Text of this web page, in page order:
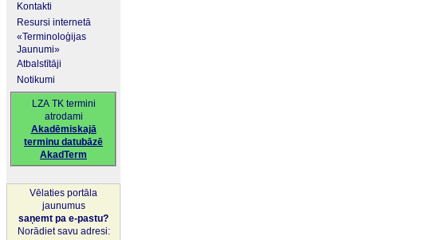
Kontakti
Resursi internetā
«Terminoloģijas
Jaunumi»
Atbalstītāji
Notikumi
LZA TK termini
atrodami
Akadēmiskajā
terminu datubāzē
AkadTerm
Vēlaties portāla
jaunumus
saņemt pa e-pastu?
Norādiet savu adresi: